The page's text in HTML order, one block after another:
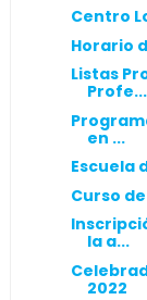
Centro
Horario
Listas
Profe...
en ...
Escuela
Curso
la a...
2022